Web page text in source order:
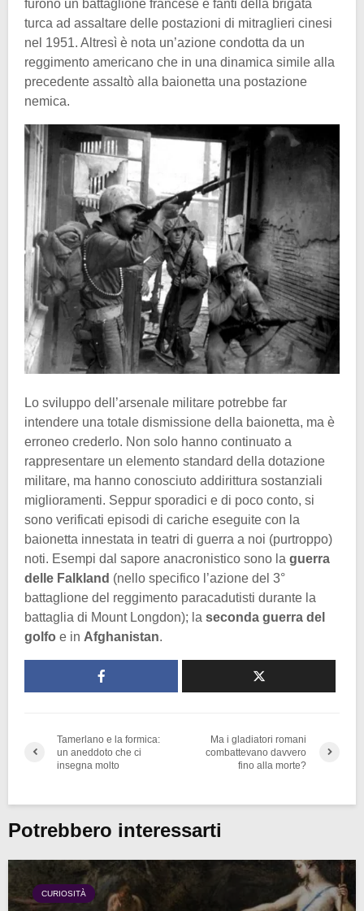
furono un battaglione francese e fanti della brigata
turca ad assaltare delle postazioni di mitraglieri cinesi
nel 1951. Altresì è nota un’azione condotta da un
reggimento americano che in una dinamica simile alla
precedente assaltò alla baionetta una postazione
nemica.
Lo sviluppo dell’arsenale militare potrebbe far
intendere una totale dismissione della baionetta, ma è
erroneo crederlo. Non solo hanno continuato a
rappresentare un elemento standard della dotazione
militare, ma hanno conosciuto addirittura sostanziali
miglioramenti. Seppur sporadici e di poco conto, si
sono verificati episodi di cariche eseguite con la
baionetta innestata in teatri di guerra a noi (purtroppo)
noti. Esempi dal sapore anacronistico sono la guerra
delle Falkland (nello specifico l’azione del 3°
battaglione del reggimento paracadutisti durante la
battaglia di Mount Longdon); la seconda guerra del
golfo e in Afghanistan.
Tamerlano e la formica:
un aneddoto che ci
insegna molto
Ma i gladiatori romani
combattevano davvero
fino alla morte?
Potrebbero interessarti
CURIOSITÀ